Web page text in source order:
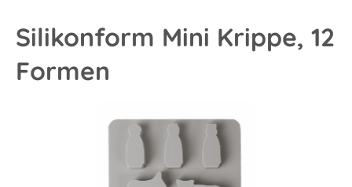
Silikonform Mini Krippe, 12
Formen